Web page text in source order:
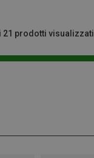
21 prodotti visualizzati